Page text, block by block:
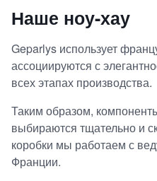
Наше ноу-хау
Geparlys использует
ассоциируются с
всех этапах производства.
Таким образом,
выбираются тщательно и
коробки мы работаем с
Франции.